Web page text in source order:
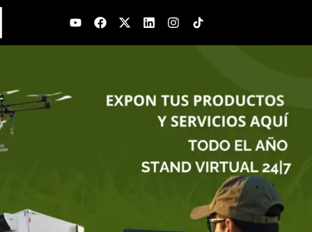
YoutubeFacebook
X-
twitter
LinkedinInstagram